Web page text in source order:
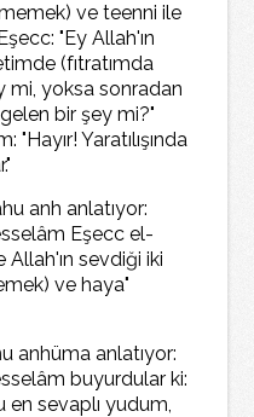
ve teenni ile
"Ey Allah'ın
(fıtratımda
mi, yoksa sonradan
bir şey mi?"
Yaratılışında
anh anlatıyor:
Eşecc el-
Allah'ın sevdiği iki
ve haya"
anhüma anlatıyor:
buyurdular ki:
en sevaplı yudum,